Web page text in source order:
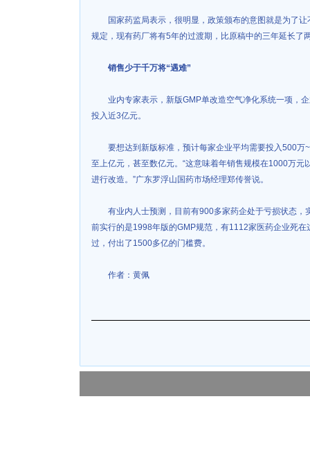
国家药监局表示，很明显，政策颁布的意图就是为了让
规定，现有药厂将有5年的过渡期，比原稿中的三年延长了
销售少于千万将“遇难”
业内专家表示，新版GMP单改造空气净化系统一项，企
投入近3亿元。
要想达到新版标准，预计每家企业平均需要投入500万
至上亿元，甚至数亿元。“这意味着年销售规模在1000万
进行改造。”广东罗浮山国药市场经理郑传誉说。
有业内人士预测，目前有900多家药企处于亏损状态，
前实行的是1998年版的GMP规范，有1112家医药企业死在
过，付出了1500多亿的门槛费。
作者：黄佩